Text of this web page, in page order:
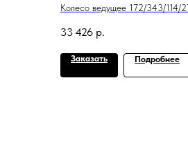
Колесо ведущее 172/343/114/
33 426 р.
Заказать Подробнее